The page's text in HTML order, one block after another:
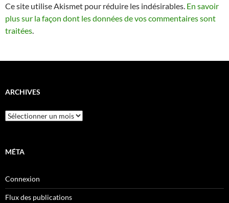
Ce site utilise Akismet pour réduire les indésirables. En savoir
plus sur la façon dont les données de vos commentaires sont
traitées.
ARCHIVES
Archives
MÉTA
Connexion
Flux des publications